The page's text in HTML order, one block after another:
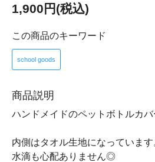
1,900円(税込)
この商品のキーワード
school goods
商品説明
ハンドメイドのペットボトルカバ
内側はタオル生地になっています
水滴も心配ありません◎